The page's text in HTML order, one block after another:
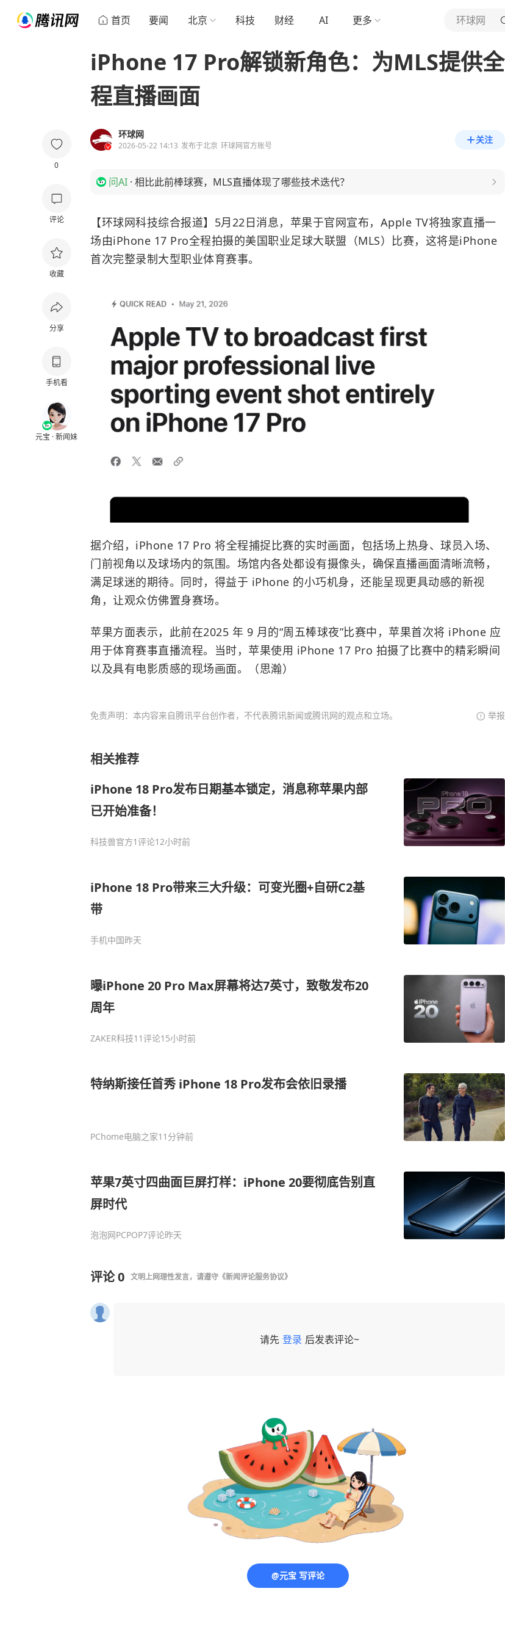
首页 要闻 北京 科技 财经 AI 更多 环球网
0
评论
收藏
分享
手机看
元宝 · 新闻妹
iPhone 17 Pro解锁新角色：为MLS提供全
程直播画面
环球网
2026-05-22 14:13 发布于北京 环球网官方账号
关注
问AI · 相比此前棒球赛，MLS直播体现了哪些技术迭代？
【环球网科技综合报道】5月22日消息，苹果于官网宣布，Apple TV将独家直播一
场由iPhone 17 Pro全程拍摄的美国职业足球大联盟（MLS）比赛，这将是iPhone
首次完整录制大型职业体育赛事。
据介绍，iPhone 17 Pro 将全程捕捉比赛的实时画面，包括场上热身、球员入场、
门前视角以及球场内的氛围。场馆内各处都设有摄像头，确保直播画面清晰流畅，
满足球迷的期待。同时，得益于 iPhone 的小巧机身，还能呈现更具动感的新视
角，让观众仿佛置身赛场。
苹果方面表示，此前在2025 年 9 月的“周五棒球夜”比赛中，苹果首次将 iPhone 应
用于体育赛事直播流程。当时，苹果使用 iPhone 17 Pro 拍摄了比赛中的精彩瞬间
以及具有电影质感的现场画面。（思瀚）
免责声明：本内容来自腾讯平台创作者，不代表腾讯新闻或腾讯网的观点和立场。 举报
相关推荐
iPhone 18 Pro发布日期基本锁定，消息称苹果内部
已开始准备！
科技兽官方1评论12小时前
iPhone 18 Pro带来三大升级：可变光圈+自研C2基
带
手机中国昨天
曝iPhone 20 Pro Max屏幕将达7英寸，致敬发布20
周年
ZAKER科技11评论15小时前
特纳斯接任首秀 iPhone 18 Pro发布会依旧录播
PChome电脑之家11分钟前
苹果7英寸四曲面巨屏打样：iPhone 20要彻底告别直
屏时代
泡泡网PCPOP7评论昨天
评论0 文明上网理性发言，请遵守 《新闻评论服务协议》
请先 登录 后发表评论~
@元宝 写评论